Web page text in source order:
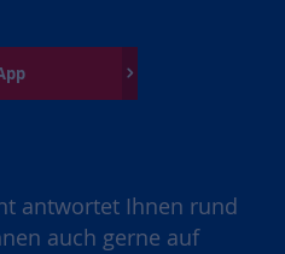
antwortet Ihnen rund
auch gerne auf